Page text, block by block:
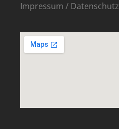
Impressum / Datenschutz